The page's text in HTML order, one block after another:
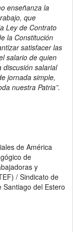
enseñanza la
que
Ley de Contrato
la Constitución
satisfacer las
salario de quien
discusión salarial
jornada simple,
nuestra Patria”.
de América
de
y
/ Sindicato de
Santiago del Estero